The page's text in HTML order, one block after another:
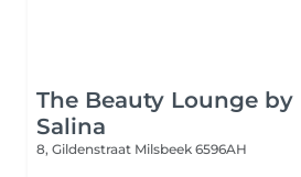
The Beauty Lounge by
Salina
8, Gildenstraat Milsbeek 6596AH